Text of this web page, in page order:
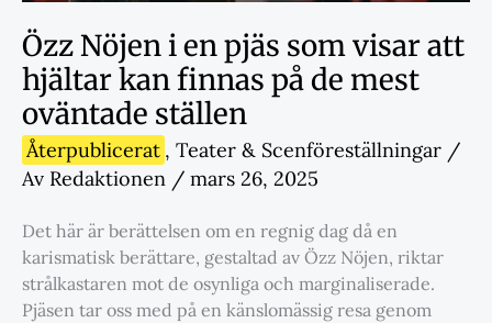
Özz Nöjen i en pjäs som visar att
hjältar kan finnas på de mest
oväntade ställen
Återpublicerat , Teater & Scenföreställningar /
Av Redaktionen / mars 26, 2025
Det här är berättelsen om en regnig dag då en
karismatisk berättare, gestaltad av Özz Nöjen, riktar
strålkastaren mot de osynliga och marginaliserade.
Pjäsen tar oss med på en känslomässig resa genom